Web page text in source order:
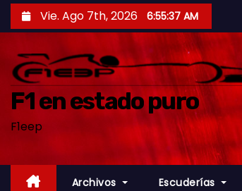
a
c
Vie. Ago 7th, 2026 6:55:38 AM
F1 en estado puro
F1eep
Archivos Escuderías